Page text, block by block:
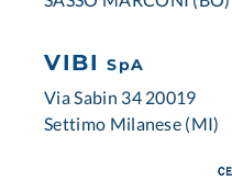
VIBI SpA
Via Sabin 34 20019
Settimo Milanese (MI)